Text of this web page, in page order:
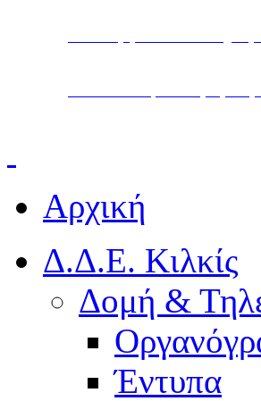
Αρχική
Δ.Δ.Ε. Κιλκίς
Δομή &
Έντυπα